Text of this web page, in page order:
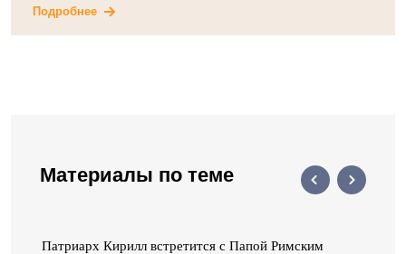
Подробнее
Материалы по теме
Патриарх Кирилл встретится с Папой Римским